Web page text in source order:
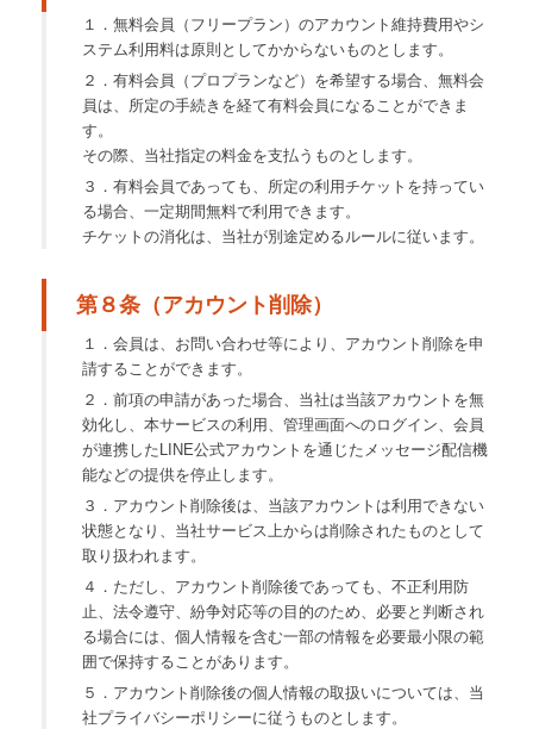
１．無料会員（フリープラン）のアカウント維持費用やシ
ステム利用料は原則としてかからないものとします。
２．有料会員（プロプランなど）を希望する場合、無料会
員は、所定の手続きを経て有料会員になることができま
す。
その際、当社指定の料金を支払うものとします。
３．有料会員であっても、所定の利用チケットを持ってい
る場合、一定期間無料で利用できます。
チケットの消化は、当社が別途定めるルールに従います。
第８条（アカウント削除）
１．会員は、お問い合わせ等により、アカウント削除を申
請することができます。
２．前項の申請があった場合、当社は当該アカウントを無
効化し、本サービスの利用、管理画面へのログイン、会員
が連携したLINE公式アカウントを通じたメッセージ配信機
能などの提供を停止します。
３．アカウント削除後は、当該アカウントは利用できない
状態となり、当社サービス上からは削除されたものとして
取り扱われます。
４．ただし、アカウント削除後であっても、不正利用防
止、法令遵守、紛争対応等の目的のため、必要と判断され
る場合には、個人情報を含む一部の情報を必要最小限の範
囲で保持することがあります。
５．アカウント削除後の個人情報の取扱いについては、当
社プライバシーポリシーに従うものとします。